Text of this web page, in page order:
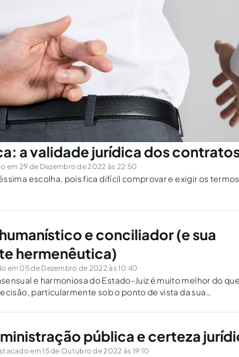
a validade jurídica dos
em 29 de Dezembro de 2022 às 22:50
escolha, pois fica difícil comprovar e exigir os
e conciliador (e sua
hermenêutica)
em 05 de Dezembro de 2022 às 10:40
e harmoniosa do Estado-Juiz é muito melhor do
particularmente sob o ponto de vista da sua
pública e certeza
em 15 de Outubro de 2022 às 19:10